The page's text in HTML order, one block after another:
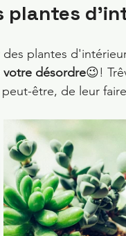
plantes
plantes
votre désordre😉!
être, de leur